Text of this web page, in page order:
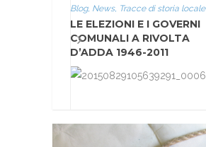
Blog, News, Tracce di storia locale
LE ELEZIONI E I GOVERNI
COMUNALI A RIVOLTA
D’ADDA 1946-2011